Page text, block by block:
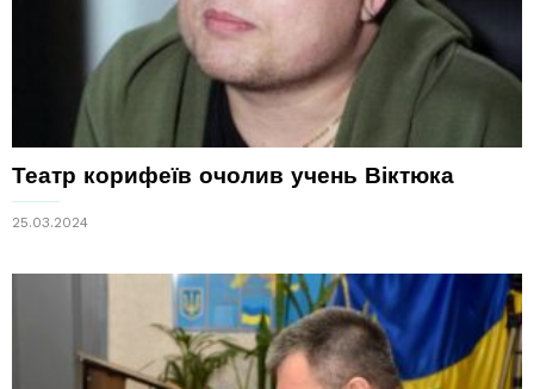
Театр корифеїв очолив учень Віктюка
25.03.2024